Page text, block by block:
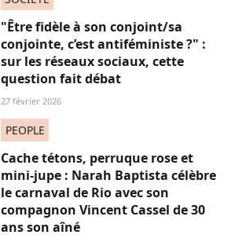
"Être fidèle à son conjoint/sa
conjointe, c’est antiféministe ?" :
sur les réseaux sociaux, cette
question fait débat
27 février 2026
PEOPLE
Cache tétons, perruque rose et
mini-jupe : Narah Baptista célèbre
le carnaval de Rio avec son
compagnon Vincent Cassel de 30
ans son aîné